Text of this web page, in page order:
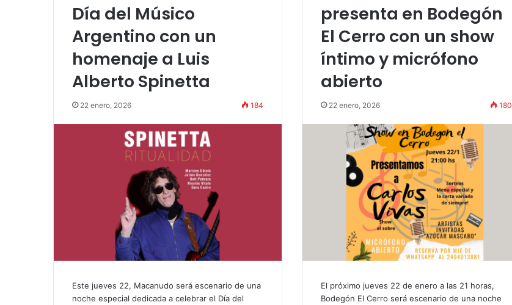
Día del Músico
Argentino con un
homenaje a Luis
Alberto Spinetta
22 enero, 2026 184
Este jueves 22, Macanudo será escenario de una
noche especial dedicada a celebrar el Día del
presenta en Bodegón
El Cerro con un show
íntimo y micrófono
abierto
22 enero, 2026 180
El próximo jueves 22 de enero a las 21 horas,
Bodegón El Cerro será escenario de una noche
«Por el placer de volver a verla»
Amigos»